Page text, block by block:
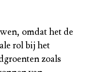
omdat het de
rol bij het
zoals